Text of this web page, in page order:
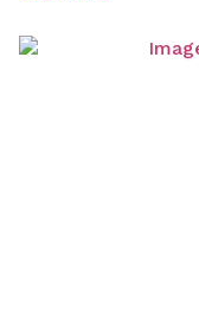
dependência de